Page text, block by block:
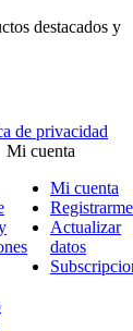
destacados y
de privacidad
Mi cuenta
Mi cuenta
Registrarme
Actualizar
datos